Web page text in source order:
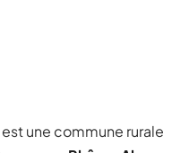
est une commune rurale